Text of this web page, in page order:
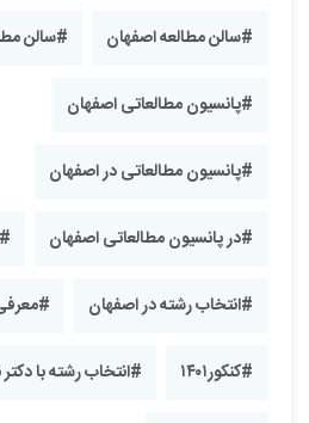
#سالن مطالعه اصفهان #سالن
#پانسیون مطالعاتی اصفهان
#پانسیون مطالعاتی در اصفهان
#در پانسیون مطالعاتی اصفهان
#انتخاب رشته در اصفهان
#کنکور۱۴۰۱ #انتخاب رشته با دکتر